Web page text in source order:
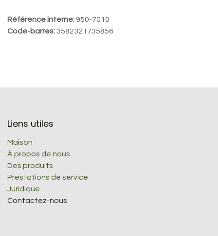
Référence interne: 950-7010
Code-barres: 3582321735856
Liens utiles
Maison
À propos de nous
Des produits
Prestations de service
Juridique
Contactez-nous